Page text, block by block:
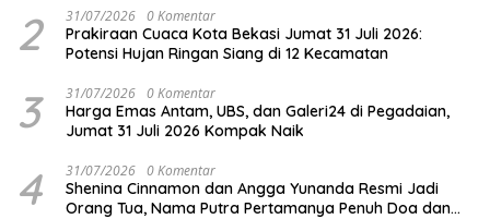
2 31/07/2026 0 Komentar
Prakiraan Cuaca Kota Bekasi Jumat 31 Juli 2026:
Potensi Hujan Ringan Siang di 12 Kecamatan
3 31/07/2026 0 Komentar
Harga Emas Antam, UBS, dan Galeri24 di Pegadaian,
Jumat 31 Juli 2026 Kompak Naik
4 31/07/2026 0 Komentar
Shenina Cinnamon dan Angga Yunanda Resmi Jadi
Orang Tua, Nama Putra Pertamanya Penuh Doa dan